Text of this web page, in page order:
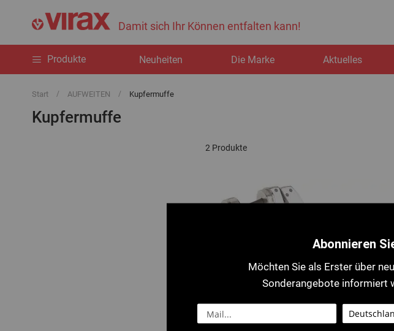
Damit sich Ihr Können entfalten kann!
Produkte Neuheiten Die Marke Aktuelles
Start AUFWEITEN Kupfermuffe
Kupfermuffe
2 Produkte
Abonnieren
Möchten Sie als Erster über
Sonderangebote informiert